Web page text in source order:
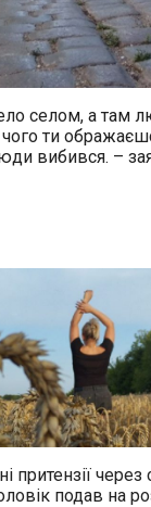
селом, а там
чого ти
вибився. –
притензії через
подав на